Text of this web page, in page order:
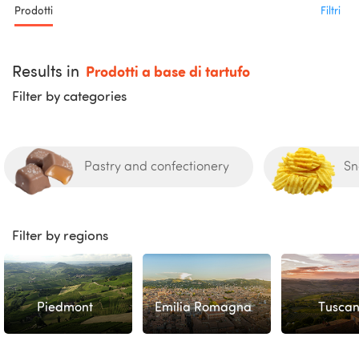
Prodotti Filtri
Results in Prodotti a base di tartufo
Filter by categories
Pastry and confectionery
Filter by regions
Piedmont Emilia Romagna